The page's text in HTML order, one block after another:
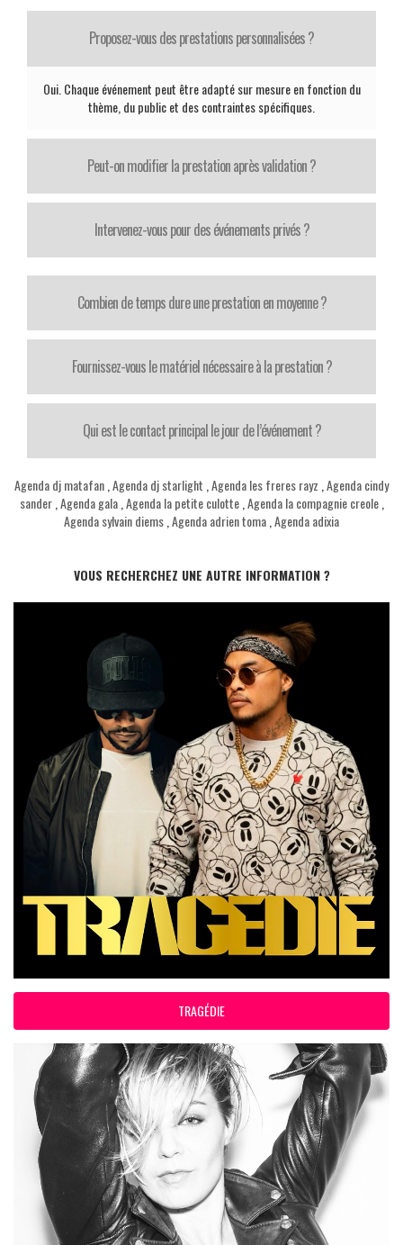
Proposez-vous des prestations personnalisées ?
Oui. Chaque événement peut être adapté sur mesure en fonction du
thème, du public et des contraintes spécifiques.
Peut-on modifier la prestation après validation ?
Intervenez-vous pour des événements privés ?
Combien de temps dure une prestation en moyenne ?
Fournissez-vous le matériel nécessaire à la prestation ?
Qui est le contact principal le jour de l’événement ?
Agenda dj matafan Agenda dj starlight Agenda les freres rayz Agenda cindy
sander, Agenda gala, Agenda la petite culotte, Agenda la compagnie creole,
Agenda sylvain diems Agenda adrien toma Agenda adixia
VOUS RECHERCHEZ UNE AUTRE INFORMATION ?
TRAGÉDIE